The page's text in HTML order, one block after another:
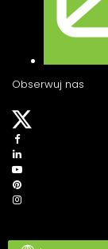
Obserwuj nas